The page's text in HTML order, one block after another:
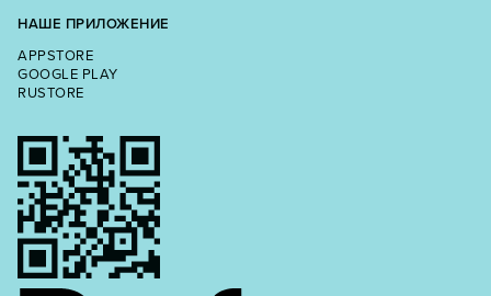
НАШЕ ПРИЛОЖЕНИЕ
APPSTORE
GOOGLE PLAY
RUSTORE